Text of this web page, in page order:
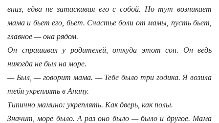
вниз, едва не затаскивая его с собой. Но тут возникает
мама и бьет его, бьет. Счастье боли от мамы, пусть бьет,
главное — она рядом.
Он спрашивал у родителей, откуда этот сон. Он ведь
никогда не был на море.
— Был, — говорит мама. — Тебе было три годика. Я возила
тебя укреплять в Анапу.
Типично мамино: укреплять. Как дверь, как полы.
Значит, море было. А раз оно было — было и другое. Мама